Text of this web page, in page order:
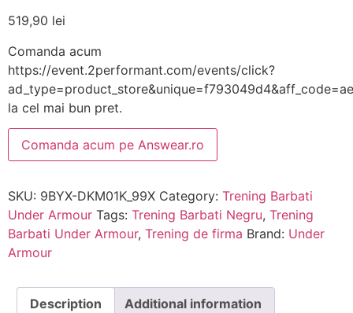
519,90 lei
Comanda acum
https://event.2performant.com/events/click?
la cel mai bun pret.
Comanda acum pe Answear.ro
SKU: 9BYX-DKM01K_99X Category: Trening Barbati
Under Armour Tags: Trening Barbati Negru, Trening
Barbati Under Armour, Trening de firma Brand: Under
Armour
Description Additional information